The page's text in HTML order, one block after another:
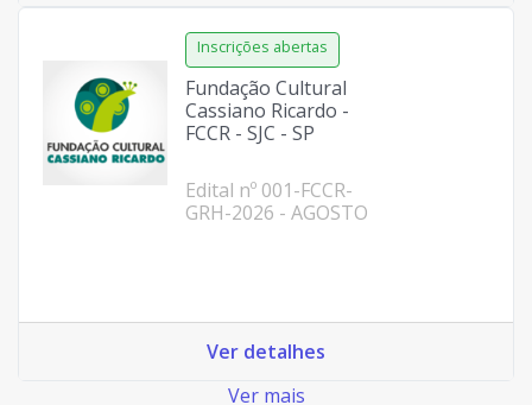
Fundação Cultural
Cassiano Ricardo -
FCCR - SJC - SP
Edital nº 001-FCCR-
GRH-2026 - AGOSTO
Ver detalhes
Ver mais